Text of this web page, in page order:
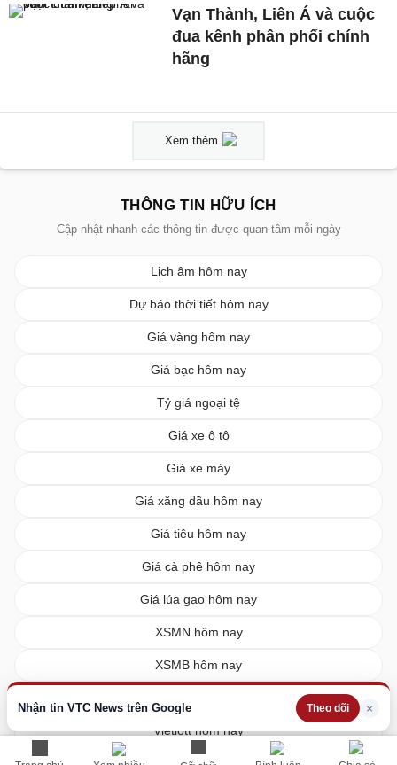
Nhận tin VTC News trên Google Theo dõi ×
Vạn Thành, Liên Á và cuộc
đua kênh phân phối chính
hãng
Xem thêm
THÔNG TIN HỮU ÍCH
Cập nhật nhanh các thông tin được quan tâm mỗi ngày
Lịch âm hôm nay
Dự báo thời tiết hôm nay
Giá vàng hôm nay
Giá bạc hôm nay
Tỷ giá ngoại tệ
Giá xe ô tô
Giá xe máy
Giá xăng dầu hôm nay
Giá tiêu hôm nay
Giá cà phê hôm nay
Giá lúa gạo hôm nay
XSMN hôm nay
XSMB hôm nay
Vietlott hôm nay